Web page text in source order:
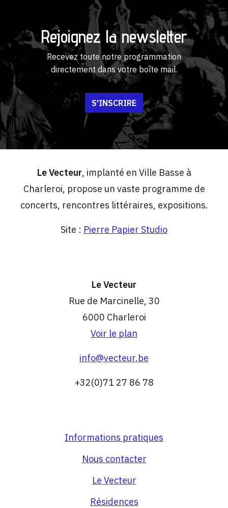
Rejoignez la newsletter
Recevez toute notre programmation
directement dans votre boîte mail.
S'INSCRIRE
Le Vecteur, implanté en Ville Basse à
Charleroi, propose un vaste programme de
concerts, rencontres littéraires, expositions.
Site : Pierre Papier Studio
Le Vecteur
Rue de Marcinelle, 30
6000 Charleroi
Voir le plan
info@vecteur.be
+32(0)71 27 86 78
Informations pratiques
Nous contacter
Le Vecteur
Résidences